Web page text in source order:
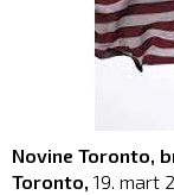
Novine Toronto,
Toronto, 19. mart